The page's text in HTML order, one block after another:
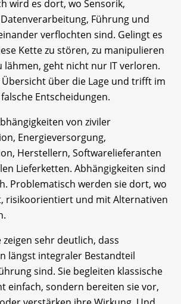
wird es dort, wo Sensorik,
Führung und
verflochten sind. Gelingt es
Kette zu stören, zu manipulieren
lähmen, geht nicht nur IT verloren.
über die Lage und trifft im
Entscheidungen.
von ziviler
Energieversorgung,
Herstellern, Softwarelieferanten
Lieferketten. Abhängigkeiten sind
Problematisch werden sie dort, wo
risikoorientiert und mit Alternativen
sehr deutlich, dass
längst integraler Bestandteil
sind. Sie begleiten klassische
einfach, sondern bereiten sie vor,